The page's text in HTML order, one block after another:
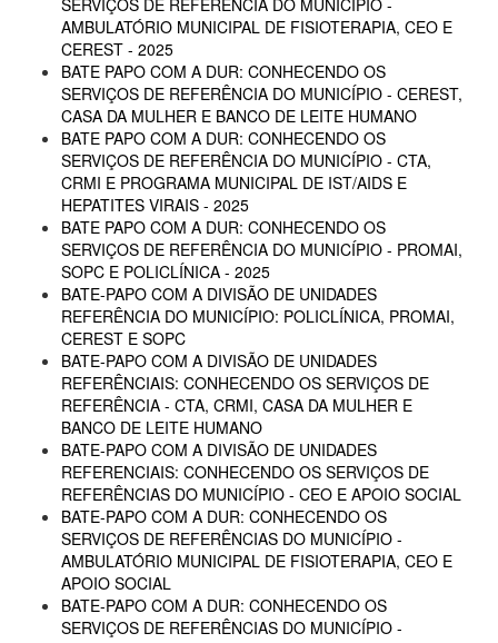
SERVIÇOS DE REFERÊNCIA DO MUNICÍPIO -
AMBULATÓRIO MUNICIPAL DE FISIOTERAPIA, CEO E
CEREST - 2025
BATE PAPO COM A DUR: CONHECENDO OS
SERVIÇOS DE REFERÊNCIA DO MUNICÍPIO - CEREST,
CASA DA MULHER E BANCO DE LEITE HUMANO
BATE PAPO COM A DUR: CONHECENDO OS
SERVIÇOS DE REFERÊNCIA DO MUNICÍPIO - CTA,
CRMI E PROGRAMA MUNICIPAL DE IST/AIDS E
HEPATITES VIRAIS - 2025
BATE PAPO COM A DUR: CONHECENDO OS
SERVIÇOS DE REFERÊNCIA DO MUNICÍPIO - PROMAI,
SOPC E POLICLÍNICA - 2025
BATE-PAPO COM A DIVISÃO DE UNIDADES
REFERÊNCIA DO MUNICÍPIO: POLICLÍNICA, PROMAI,
CEREST E SOPC
BATE-PAPO COM A DIVISÃO DE UNIDADES
REFERÊNCIAIS: CONHECENDO OS SERVIÇOS DE
REFERÊNCIA - CTA, CRMI, CASA DA MULHER E
BANCO DE LEITE HUMANO
BATE-PAPO COM A DIVISÃO DE UNIDADES
REFERENCIAIS: CONHECENDO OS SERVIÇOS DE
REFERÊNCIAS DO MUNICÍPIO - CEO E APOIO SOCIAL
BATE-PAPO COM A DUR: CONHECENDO OS
SERVIÇOS DE REFERÊNCIAS DO MUNICÍPIO -
AMBULATÓRIO MUNICIPAL DE FISIOTERAPIA, CEO E
APOIO SOCIAL
BATE-PAPO COM A DUR: CONHECENDO OS
SERVIÇOS DE REFERÊNCIAS DO MUNICÍPIO -